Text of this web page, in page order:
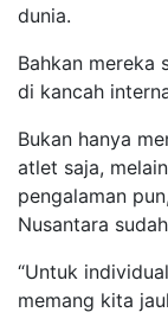
dunia.
Bahkan mereka
di kancah
Bukan hanya
atlet saja,
pengalaman
Nusantara
“Untuk
memang kita